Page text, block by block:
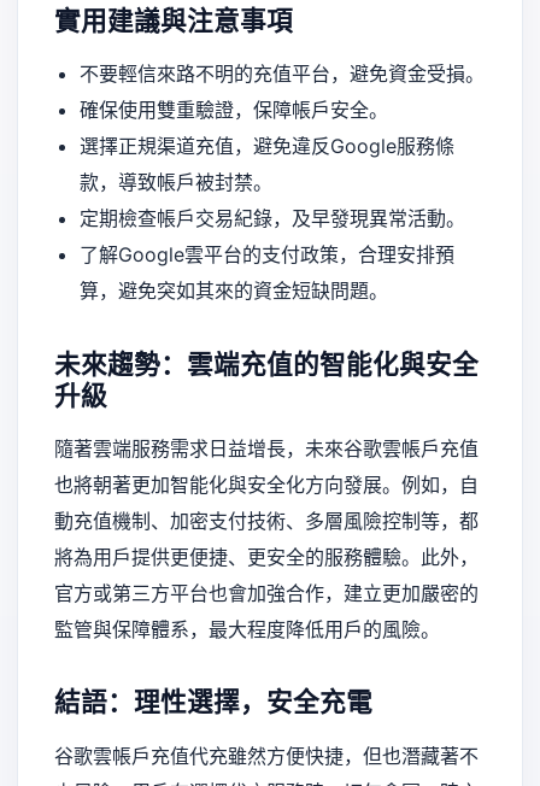
實用建議與注意事項
不要輕信來路不明的充值平台，避免資金受損。
確保使用雙重驗證，保障帳戶安全。
選擇正規渠道充值，避免違反Google服務條
款，導致帳戶被封禁。
定期檢查帳戶交易紀錄，及早發現異常活動。
了解Google雲平台的支付政策，合理安排預
算，避免突如其來的資金短缺問題。
未來趨勢：雲端充值的智能化與安全
升級
隨著雲端服務需求日益增長，未來谷歌雲帳戶充值
也將朝著更加智能化與安全化方向發展。例如，自
動充值機制、加密支付技術、多層風險控制等，都
將為用戶提供更便捷、更安全的服務體驗。此外，
官方或第三方平台也會加強合作，建立更加嚴密的
監管與保障體系，最大程度降低用戶的風險。
結語：理性選擇，安全充電
谷歌雲帳戶充值代充雖然方便快捷，但也潛藏著不